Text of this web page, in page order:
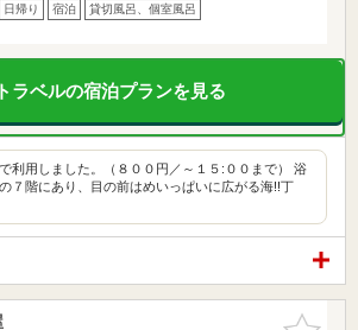
日帰り 宿泊 貸切風呂、個室風呂
ラベルの宿泊プランを見る
利用しました。（８００円／～１５:００まで） 浴
７階にあり、目の前はめいっぱいに広がる海!!丁
お気に入